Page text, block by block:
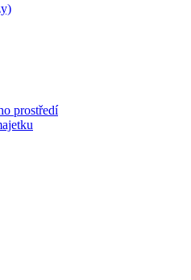
prostředí